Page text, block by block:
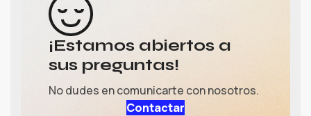
¡Estamos abiertos a
sus preguntas!
No dudes en comunicarte con nosotros.
Contactar